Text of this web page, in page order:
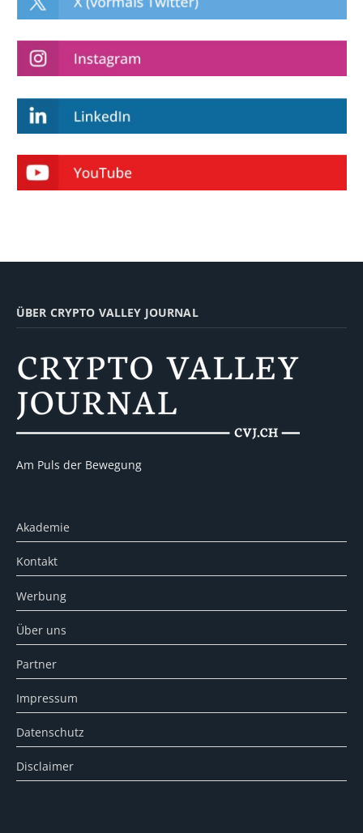
ÜBER CRYPTO VALLEY JOURNAL
Am Puls der Bewegung
Akademie
Kontakt
Werbung
Über uns
Partner
Impressum
Datenschutz
Disclaimer